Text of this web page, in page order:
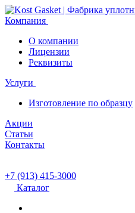
Компания
О компании
Лицензии
Реквизиты
Услуги
Изготовление по образцу
Акции
Статьи
Контакты
+7 (913) 415-3000
Каталог